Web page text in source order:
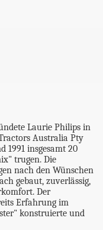
Laurie Philips in
Australia Pty
1991 insgesamt 20
trugen. Die
nach den Wünschen
gebaut, zuverlässig,
Der
Erfahrung im
konstruierte und